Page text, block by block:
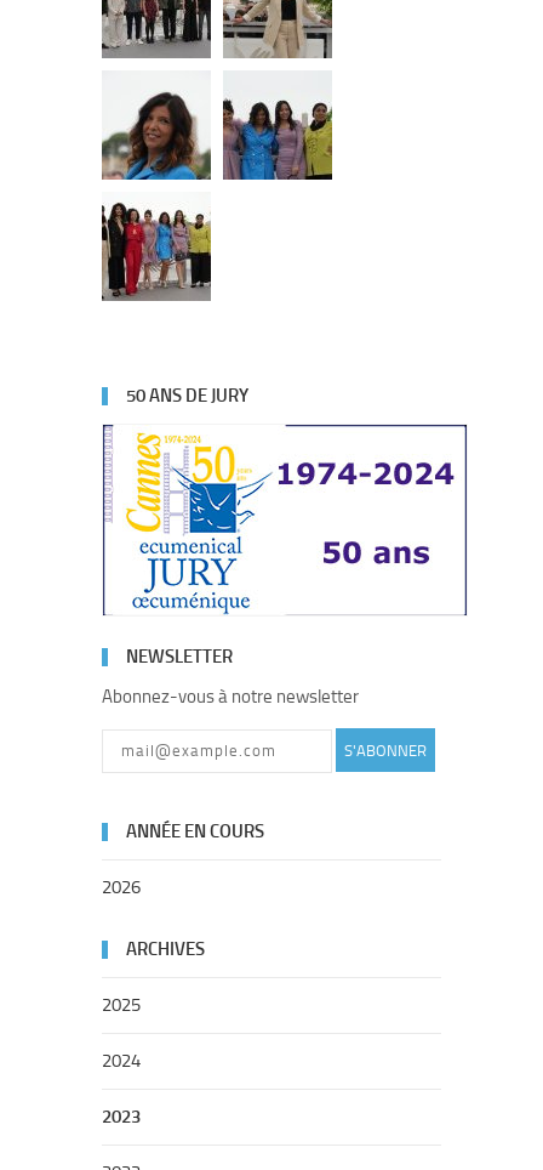
50 ANS DE JURY
NEWSLETTER
Abonnez-vous à notre newsletter
S'ABONNER
ANNÉE EN COURS
2026
ARCHIVES
2025
2024
2023